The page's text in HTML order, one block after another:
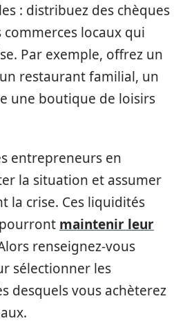
: distribuez des chèques
locaux qui
Par exemple, offrez un
restaurant familial, un
une boutique de loisirs
entrepreneurs en
la situation et assumer
la crise. Ces liquidités
maintenir leur
renseignez-vous
sélectionner les
desquels vous achèterez